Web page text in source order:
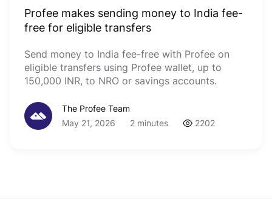
Profee makes sending money to India fee-
free for eligible transfers
Send money to India fee-free with Profee on
eligible transfers using Profee wallet, up to
150,000 INR, to NRO or savings accounts.
The Profee Team
May 21, 2026
2 minutes 2202